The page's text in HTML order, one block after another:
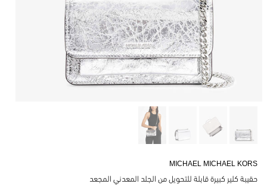
MICHAEL MICHAEL KORS
حقيبة كلير كبيرة قابلة للتحويل من الجلد المعدني المجعد